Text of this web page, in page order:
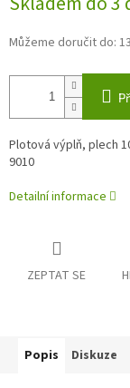
cena:
Můžeme doručit do:
Plotová výplň, plech
9010
Detailní informace
ZEPTAT SE
Popis Diskuze